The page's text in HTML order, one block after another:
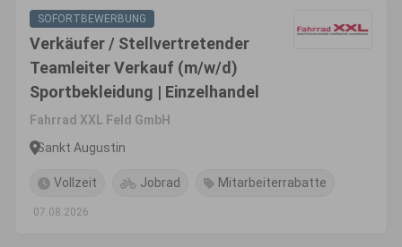
SOFORTBEWERBUNG
Verkäufer / Stellvertretender
Teamleiter Verkauf (m/w/d)
Sportbekleidung | Einzelhandel
Fahrrad XXL Feld GmbH
Sankt Augustin
Vollzeit Jobrad Mitarbeiterrabatte
07.08.2026